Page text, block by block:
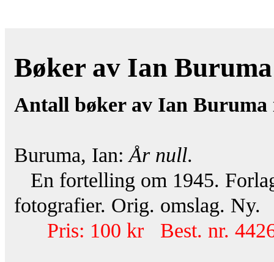
Bøker av Ian
Antall bøker av Ian Buruma
Buruma, Ian:År null.
En fortelling om 1945.
fotografier. Orig. omslag. Ny.
Pris: 100 kr Best. nr.